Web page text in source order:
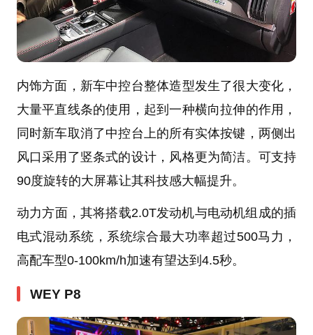
内饰方面，新车中控台整体造型发生了很大变化，
大量平直线条的使用，起到一种横向拉伸的作用，
同时新车取消了中控台上的所有实体按键，两侧出
风口采用了竖条式的设计，风格更为简洁。可支持
90度旋转的大屏幕让其科技感大幅提升。
动力方面，其将搭载2.0T发动机与电动机组成的插
电式混动系统，系统综合最大功率超过500马力，
高配车型0-100km/h加速有望达到4.5秒。
WEY P8